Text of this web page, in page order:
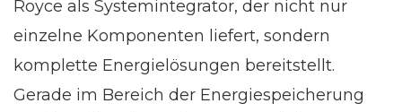
Royce als Systemintegrator, der nicht nur
einzelne Komponenten liefert, sondern
komplette Energielösungen bereitstellt.
Gerade im Bereich der Energiespeicherung